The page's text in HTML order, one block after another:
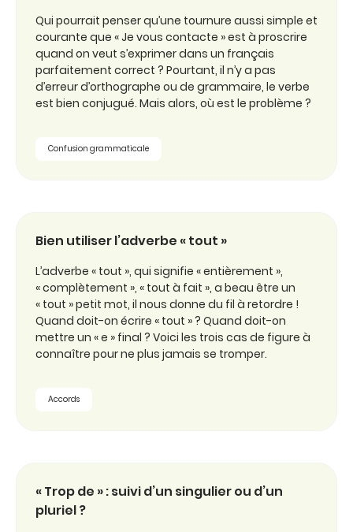
Qui pourrait penser qu’une tournure aussi simple et
courante que « Je vous contacte » est à proscrire
quand on veut s’exprimer dans un français
parfaitement correct ? Pourtant, il n’y a pas
d’erreur d’orthographe ou de grammaire, le verbe
est bien conjugué. Mais alors, où est le problème ?
Confusion grammaticale
Bien utiliser l’adverbe « tout »
L’adverbe « tout », qui signifie « entièrement »,
« complètement », « tout à fait », a beau être un
« tout » petit mot, il nous donne du fil à retordre !
Quand doit-on écrire « tout » ? Quand doit-on
mettre un « e » final ? Voici les trois cas de figure à
connaître pour ne plus jamais se tromper.
Accords
« Trop de » : suivi d’un singulier ou d’un
pluriel ?